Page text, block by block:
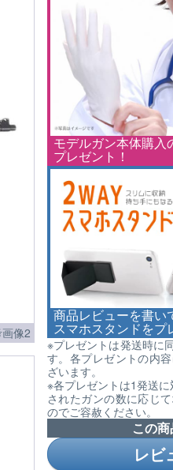
モデルガン本体購入
プレゼント！
商品レビューを書い
スマホスタンドをプ
※プレゼントは発送時に
す。各プレゼントの内
ざいます。
※各プレゼントは1発送
されたガンの数に応じ
のでご容赦ください。
この
レビ
像2